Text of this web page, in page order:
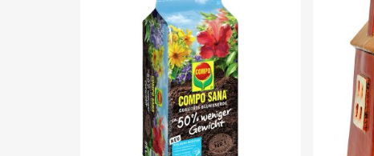
Durchlässige, humose Blumenerde
Düngegaben
Einmal wöchentlich mit Flüssigdünger versorgen (z.B.
Wassergaben
Moderate bzw. gemäßigte Wasserzufuhr, wobei